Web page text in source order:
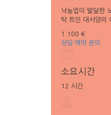
낙농업이 발달한
탁 트인 대서양의
1.100 €
상담·예약 문의
소요시간
12 시간